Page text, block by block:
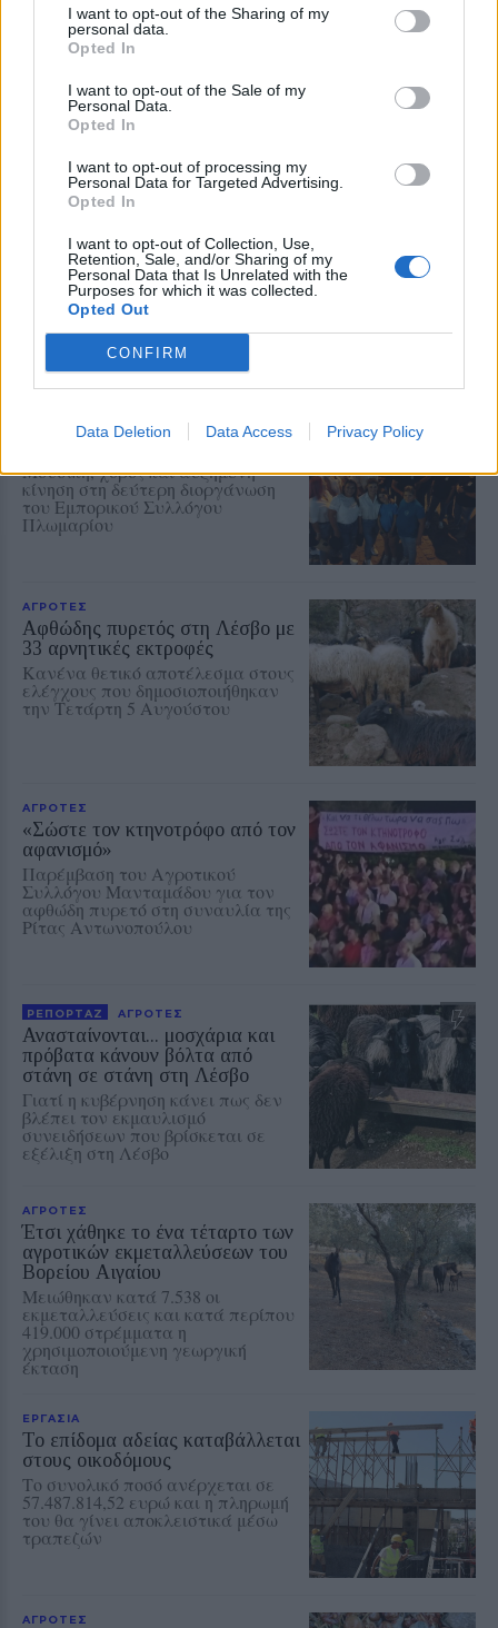
I want to opt-out of the Sharing of my
personal data.
Opted In
I want to opt-out of the Sale of my
Personal Data.
Opted In
I want to opt-out of processing my
Personal Data for Targeted Advertising.
Opted In
I want to opt-out of Collection, Use,
Retention, Sale, and/or Sharing of my
Personal Data that Is Unrelated with the
Purposes for which it was collected.
Opted Out
CONFIRM
Data Deletion Data Access Privacy Policy
Η ΑΝΤΑΡΣΥΑ Λέσβου κατά της
Λευκής Νύχτας στη Μυτιλήνη
Κάνει λόγο για επιβάρυνση των
εμποροϋπαλλήλων και ζητά
αυξήσεις μισθών και μείωση του
χρόνου εργασίας
υπαλλήλων για τη Λευκή Νύχτα
της Μυτιλήνης
Παρέμβαση της Ένωσης Ιδιωτικών
Υπαλλήλων Λέσβου για τα
διευρυμένα ωράρια και τις
συνθήκες εργασίας στα εμπορικά
καταστήματα
Η Λευκή Νύχτα γέμισε ζωή την
αγορά του Πλωμαρίου
Μουσική, χορός και αυξημένη
κίνηση στη δεύτερη διοργάνωση
του Εμπορικού Συλλόγου
Πλωμαρίου
ΑΓΡΟΤΕΣ
Αφθώδης πυρετός στη Λέσβο με
33 αρνητικές εκτροφές
Κανένα θετικό αποτέλεσμα στους
ελέγχους που δημοσιοποιήθηκαν
την Τετάρτη 5 Αυγούστου
ΑΓΡΟΤΕΣ
«Σώστε τον κτηνοτρόφο από τον
αφανισμό»
Παρέμβαση του Αγροτικού
Συλλόγου Μανταμάδου για τον
αφθώδη πυρετό στη συναυλία της
Ρίτας Αντωνοπούλου
ΡΕΠΟΡΤΑΖ ΑΓΡΟΤΕΣ
Ανασταίνονται... μοσχάρια και
πρόβατα κάνουν βόλτα από
στάνη σε στάνη στη Λέσβο
Γιατί η κυβέρνηση κάνει πως δεν
βλέπει τον εκμαυλισμό
συνειδήσεων που βρίσκεται σε
εξέλιξη στη Λέσβο
ΑΓΡΟΤΕΣ
Έτσι χάθηκε το ένα τέταρτο των
αγροτικών εκμεταλλεύσεων του
Βορείου Αιγαίου
Μειώθηκαν κατά 7.538 οι
εκμεταλλεύσεις και κατά περίπου
419.000 στρέμματα η
χρησιμοποιούμενη γεωργική
έκταση
ΕΡΓΑΣΙΑ
Το επίδομα αδείας καταβάλλεται
στους οικοδόμους
Το συνολικό ποσό ανέρχεται σε
57.487.814,52 ευρώ και η πληρωμή
του θα γίνει αποκλειστικά μέσω
τραπεζών
ΑΓΡΟΤΕΣ